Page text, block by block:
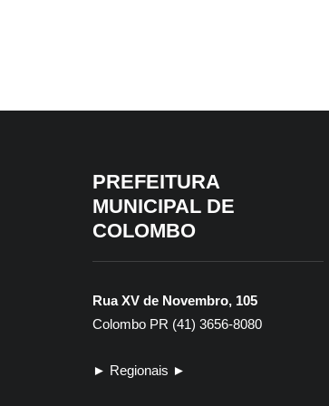
PREFEITURA
MUNICIPAL DE
COLOMBO
Rua XV de Novembro, 105
Colombo PR (41) 3656-8080
► Regionais ►